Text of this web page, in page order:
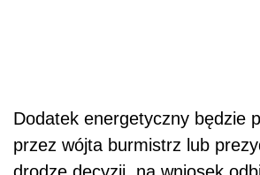
Dodatek energetyczny będzie
przez wójta burmistrz lub